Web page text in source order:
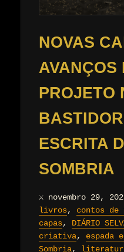
NOVAS
AVANÇOS
PROJETO
ESCRITA
SOMBRIA
⚔ novembro 29,
livros, contos
capas, DIÁRIO
criativa,
Sombria,